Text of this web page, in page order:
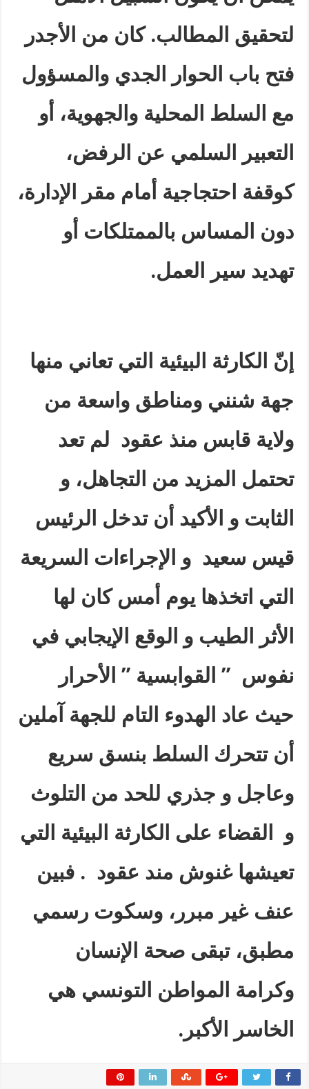
لتحقيق المطالب. كان من الأجدر
فتح باب الحوار الجدي والمسؤول
مع السلط المحلية والجهوية، أو
التعبير السلمي عن الرفض،
كوقفة احتجاجية أمام مقر الإدارة،
دون المساس بالممتلكات أو
تهديد سير العمل.
إنّ الكارثة البيئية التي تعاني منها
جهة شنني ومناطق واسعة من
ولاية قابس منذ عقود لم تعد
تحتمل المزيد من التجاهل، و
الثابت و الأكيد أن تدخل الرئيس
قيس سعيد و الإجراءات السريعة
التي اتخذها يوم أمس كان لها
الأثر الطيب و الوقع الإيجابي في
نفوس ” القوابسية ” الأحرار
حيث عاد الهدوء التام للجهة آملين
أن تتحرك السلط بنسق سريع
وعاجل و جذري للحد من التلوث
و القضاء على الكارثة البيئية التي
تعيشها غنوش مند عقود . فبين
عنف غير مبرر، وسكوت رسمي
مطبق، تبقى صحة الإنسان
وكرامة المواطن التونسي هي
الخاسر الأكبر.